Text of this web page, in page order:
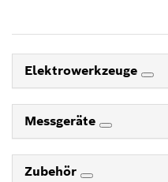
Elektrowerkzeuge
Messgeräte
Zubehör